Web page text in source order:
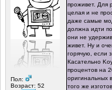
Пол:
Возраст: 52
проживет. Для
целая и не
даже самые
должна идти
они не
живет. Ну и
горячую, если
Касательно
процентов на
оригинальных
того же